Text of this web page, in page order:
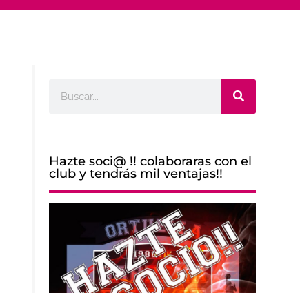
Hazte soci@ !! colaboraras con el
club y tendrás mil ventajas!!